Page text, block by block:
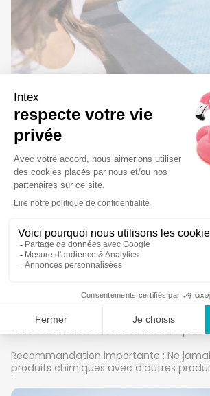
Informations supplémentaires
Afin que les autres traitements utilisés
efficaces, contrôlez la valeur du pH de
bas, corrigez cette valeur pour la situer
idéale, entre 7,0 et 7,4.
Type de filtrations : tous
Placez le diffuseur flottant directement
l’absence de baigneurs.
Le flotteur bascule sur le flanc lorsqu’il
Recommandation importante : Ne
produits chimiques avec d’autres